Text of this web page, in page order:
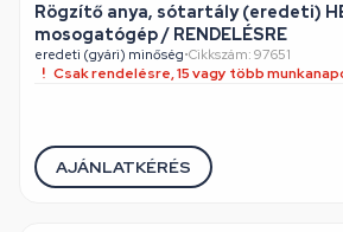
Rögzítő anya, sótartály (eredeti)
mosogatógép / RENDELÉSRE
eredeti (gyári) minőség•Cikkszám: 97651
Csak rendelésre, 15 vagy több
AJÁNLATKÉRÉS